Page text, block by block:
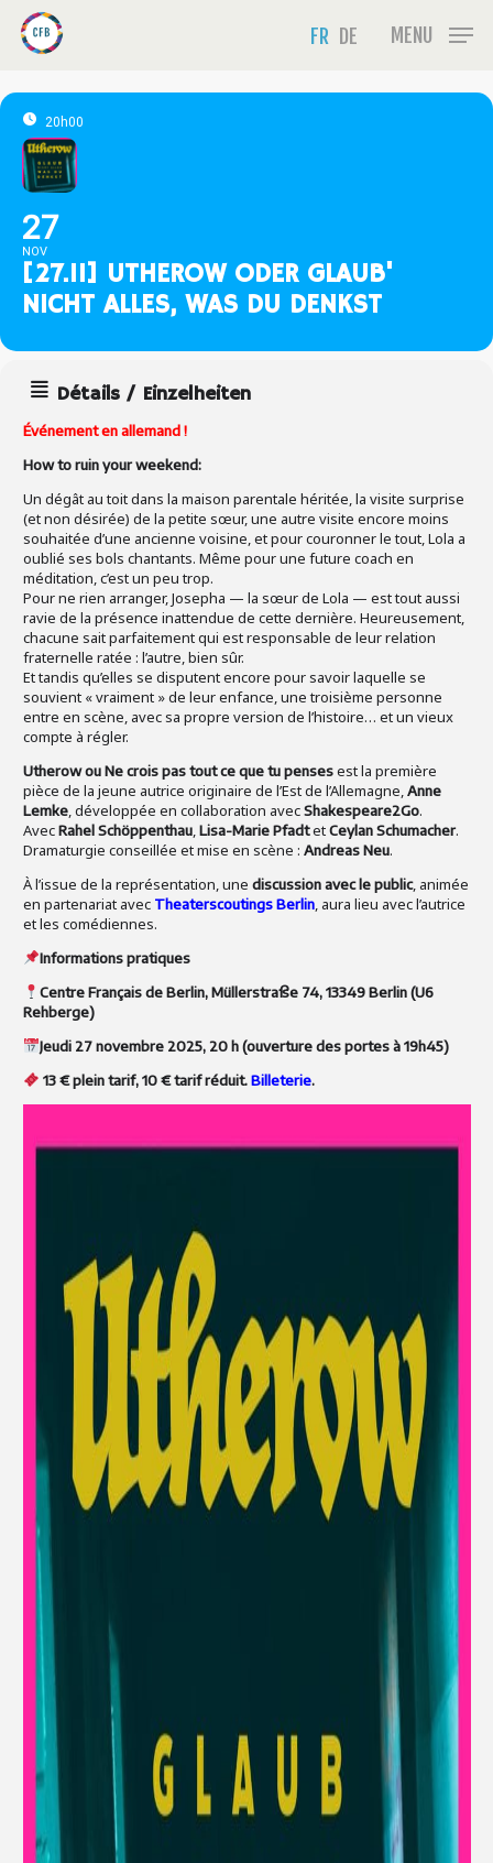
content
FR DE MENU
20h00
27
NOV
[27.11] UTHEROW ODER GLAUB'
NICHT ALLES, WAS DU DENKST
Détails / Einzelheiten
Événement en allemand !
How to ruin your weekend:
Un dégât au toit dans la maison parentale héritée, la visite surprise
(et non désirée) de la petite sœur, une autre visite encore moins
souhaitée d’une ancienne voisine, et pour couronner le tout, Lola a
oublié ses bols chantants. Même pour une future coach en
méditation, c’est un peu trop.
Pour ne rien arranger, Josepha — la sœur de Lola — est tout aussi
ravie de la présence inattendue de cette dernière. Heureusement,
chacune sait parfaitement qui est responsable de leur relation
fraternelle ratée : l’autre, bien sûr.
Et tandis qu’elles se disputent encore pour savoir laquelle se
souvient « vraiment » de leur enfance, une troisième personne
entre en scène, avec sa propre version de l’histoire… et un vieux
compte à régler.
Utherow ou Ne crois pas tout ce que tu pensesest la première
pièce de la jeune autrice originaire de l’Est de l’Allemagne,Anne
Lemke, développée en collaboration avecShakespeare2Go.
AvecRahel Schöppenthau,Lisa-Marie PfadtetCeylan Schumacher.
Dramaturgie conseillée et mise en scène : Andreas Neu.
À l’issue de la représentation, une discussion avec le public, animée
en partenariat avec Theaterscoutings Berlin, aura lieu avec l’autrice
et les comédiennes.
Informations pratiques
Centre Français de Berlin, Müllerstraße 74, 13349 Berlin (U6
Rehberge)
Jeudi 27 novembre 2025, 20 h (ouverture des portes à 19h45)
13 € plein tarif, 10 € tarif réduit.Billeterie.